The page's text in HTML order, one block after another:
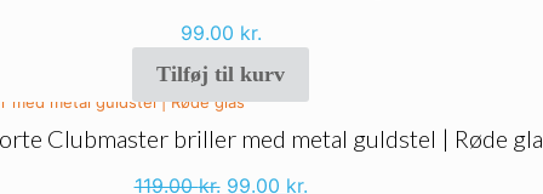
99.00 kr.
Tilføj til kurv
Clubmaster briller med metal guldstel | Røde
119.00kr. Den
99.00 kr.Den